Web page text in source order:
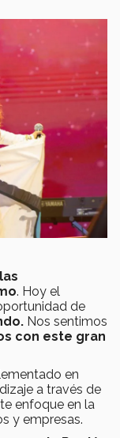
las
. Hoy el
de
Nos sentimos
con este gran
en
a través de
enfoque en la
y empresas.